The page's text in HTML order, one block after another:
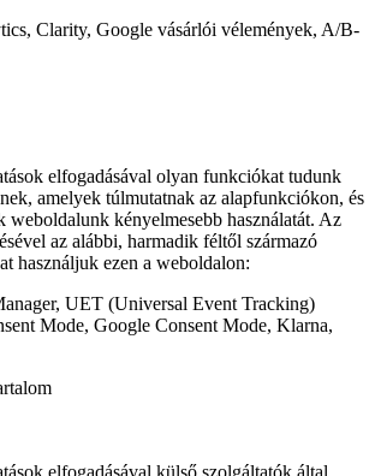
Clarity, Google vásárlói vélemények, A/B-
elfogadásával olyan funkciókat tudunk
amelyek túlmutatnak az alapfunkciókon, és
weboldalunk kényelmesebb használatát. Az
az alábbi, harmadik féltől származó
használjuk ezen a weboldalon:
UET (Universal Event Tracking)
Mode, Google Consent Mode, Klarna,
elfogadásával külső szolgáltatók által